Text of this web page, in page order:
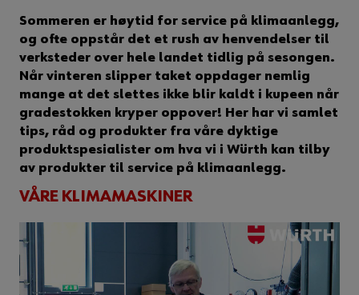
Sommeren er høytid for service på klimaanlegg,
og ofte oppstår det et rush av henvendelser til
verksteder over hele landet tidlig på sesongen.
Når vinteren slipper taket oppdager nemlig
mange at det slettes ikke blir kaldt i kupeen når
gradestokken kryper oppover! Her har vi samlet
tips, råd og produkter fra våre dyktige
produktspesialister om hva vi i Würth kan tilby
av produkter til service på klimaanlegg.
VÅRE KLIMAMASKINER